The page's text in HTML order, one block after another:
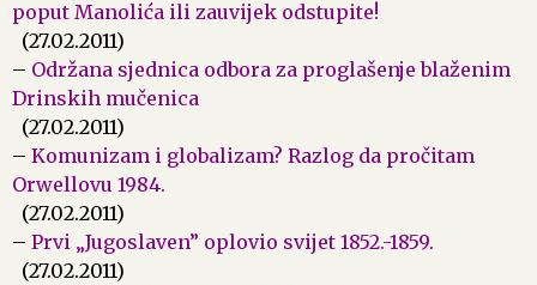
poput Manolića ili zauvijek odstupite!
(27.02.2011)
– Održana sjednica odbora za proglašenje blaženim
Drinskih mučenica
(27.02.2011)
– Komunizam i globalizam? Razlog da pročitam
Orwellovu 1984.
(27.02.2011)
– Prvi „Jugoslaven” oplovio svijet 1852.-1859.
(27.02.2011)